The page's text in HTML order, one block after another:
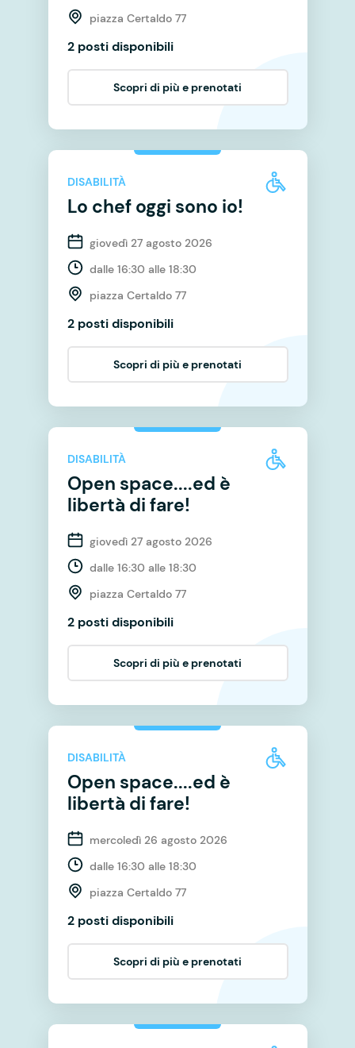
piazza Certaldo 77
2 posti disponibili
Scopri di più e prenotati
DISABILITÀ
Lo chef oggi sono io!
giovedì 27 agosto 2026
dalle 16:30 alle 18:30
piazza Certaldo 77
2 posti disponibili
Scopri di più e prenotati
DISABILITÀ
Open space....ed è
libertà di fare!
giovedì 27 agosto 2026
dalle 16:30 alle 18:30
piazza Certaldo 77
2 posti disponibili
Scopri di più e prenotati
DISABILITÀ
Open space....ed è
libertà di fare!
mercoledì 26 agosto 2026
dalle 16:30 alle 18:30
piazza Certaldo 77
2 posti disponibili
Scopri di più e prenotati